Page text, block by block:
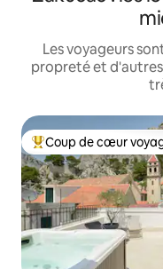
Les voyageurs
propreté et
Coup de cœur
Coup de cœur